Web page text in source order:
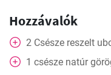
Hozzávalók
2 Csésze reszelt
1 csésze natúr